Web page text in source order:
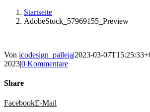
Startseite
AdobeStock_57969155_Preview
Von icodesign_palleja|2023-03-
2023|0 Kommentare
Share
FacebookE-Mail